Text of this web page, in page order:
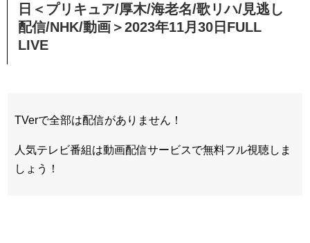
日＜プリキュア/厚木/海老名/歌リハ/見逃し
配信/NHK/動画＞2023年11月30日FULL
LIVE
TVerで全部は配信がありません！
人気テレビ番組は動画配信サービスで無料フル視聴しま
しょう！